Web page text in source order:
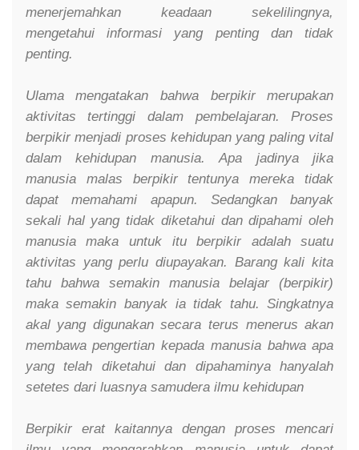
menerjemahkan keadaan sekelilingnya,
mengetahui informasi yang penting dan tidak
penting.
Ulama mengatakan bahwa berpikir merupakan
aktivitas tertinggi dalam pembelajaran. Proses
berpikir menjadi proses kehidupan yang paling vital
dalam kehidupan manusia. Apa jadinya jika
manusia malas berpikir tentunya mereka tidak
dapat memahami apapun. Sedangkan banyak
sekali hal yang tidak diketahui dan dipahami oleh
manusia maka untuk itu berpikir adalah suatu
aktivitas yang perlu diupayakan. Barang kali kita
tahu bahwa semakin manusia belajar (berpikir)
maka semakin banyak ia tidak tahu. Singkatnya
akal yang digunakan secara terus menerus akan
membawa pengertian kepada manusia bahwa apa
yang telah diketahui dan dipahaminya hanyalah
setetes dari luasnya samudera ilmu kehidupan
Berpikir erat kaitannya dengan proses mencari